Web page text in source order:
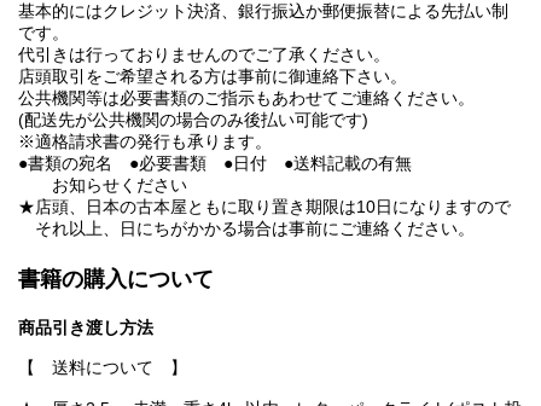
基本的にはクレジット決済、銀行振込か郵便振替による先払い制
です。
代引きは行っておりませんのでご了承ください。
店頭取引をご希望される方は事前に御連絡下さい。
公共機関等は必要書類のご指示もあわせてご連絡ください。
(配送先が公共機関の場合のみ後払い可能です)
※適格請求書の発行も承ります。
●書類の宛名 ●必要書類 ●日付 ●送料記載の有無
お知らせください
★店頭、日本の古本屋ともに取り置き期限は10日になりますので
それ以上、日にちがかかる場合は事前にご連絡ください。
書籍の購入について
商品引き渡し方法
【 送料について 】